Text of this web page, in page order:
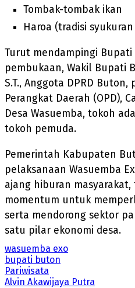
Tombak-tombak ikan
Haroa (tradisi
Turut mendampingi
pembukaan, Wakil Bupati
S.T., Anggota DPRD
Perangkat Daerah (OPD),
Desa Wasuemba, tokoh
tokoh pemuda.
Pemerintah Kabupaten
pelaksanaan Wasuemba
ajang hiburan
momentum untuk
serta mendorong sektor
satu pilar ekonomi desa.
wasuemba exo
bupati buton
Pariwisata
Alvin Akawijaya Putra